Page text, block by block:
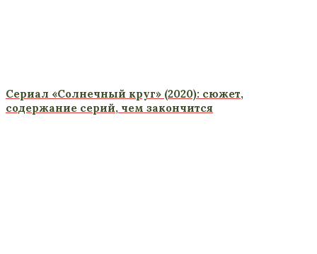
Сериал «Солнечный круг» (2020): сюжет,
содержание серий, чем закончится